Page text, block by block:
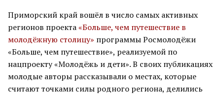
Приморский край вошёл в число самых активных
регионов проекта«Больше, чем путешествие в
молодёжную столицу» программы Росмолодёжи
«Больше, чем путешествие», реализуемой по
нацпроекту «Молодёжь и дети». В своих публикациях
молодые авторы рассказывали о местах, которые
считают точками силы родного региона, делились